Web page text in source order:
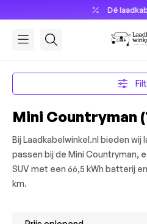
Dé laadkabel
Mini Countryman
Bij Laadkabelwinkel.nl bieden
passen bij de Mini Countryman,
SUV met een 66,5 kWh batterij
km.